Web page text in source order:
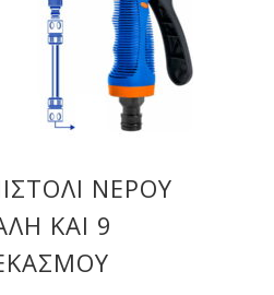
ΝΕΡΟΥ
ΚΑΙ 9